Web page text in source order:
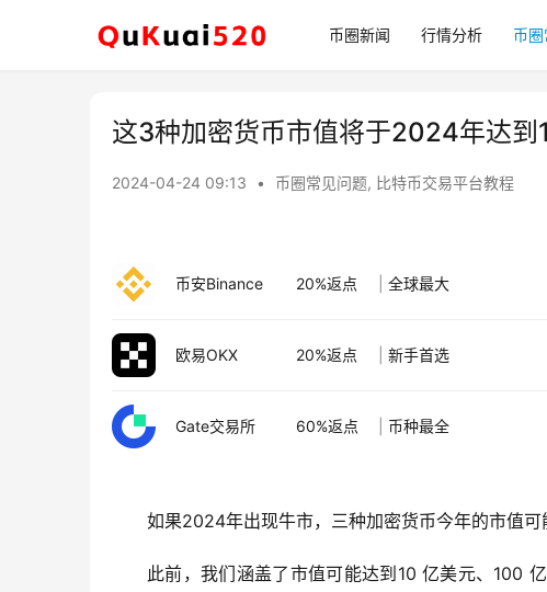
币圈新闻 行情分析 币
这3种加密货币市值将于2024年达到
2024-04-24 09:13 • 币圈常见问题, 比特币交易平台教程
币安Binance 20%返点 全球最大
欧易OKX 20%返点 新手首选
Gate交易所 60%返点 币种最全
如果2024年出现牛市，三种加密货币今年的市值可
此前，我们涵盖了市值可能达到10 亿美元、100